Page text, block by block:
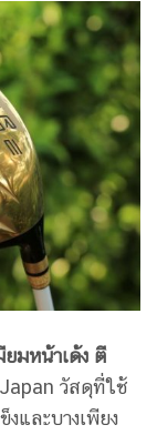
มหน้าเด้ง ตี
วัสดุที่ใช้
และบางเพียง